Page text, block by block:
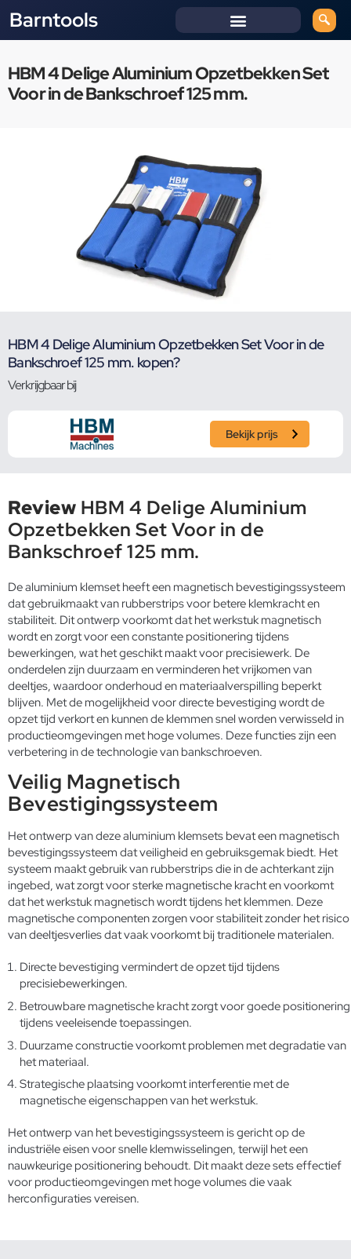
Barntools
HBM 4 Delige Aluminium Opzetbekken Set
Voor in de Bankschroef 125 mm.
HBM 4 Delige Aluminium Opzetbekken Set Voor in de
Bankschroef 125 mm. kopen?
Verkrijgbaar bij
Bekijk prijs
Review HBM 4 Delige Aluminium
Opzetbekken Set Voor in de
Bankschroef 125 mm.
De aluminium klemset heeft een magnetisch bevestigingssysteem
dat gebruikmaakt van rubberstrips voor betere klemkracht en
stabiliteit. Dit ontwerp voorkomt dat het werkstuk magnetisch
wordt en zorgt voor een constante positionering tijdens
bewerkingen, wat het geschikt maakt voor precisiewerk. De
onderdelen zijn duurzaam en verminderen het vrijkomen van
deeltjes, waardoor onderhoud en materiaalverspilling beperkt
blijven. Met de mogelijkheid voor directe bevestiging wordt de
opzet tijd verkort en kunnen de klemmen snel worden verwisseld in
productieomgevingen met hoge volumes. Deze functies zijn een
verbetering in de technologie van bankschroeven.
Veilig Magnetisch
Bevestigingssysteem
Het ontwerp van deze aluminium klemsets bevat een magnetisch
bevestigingssysteem dat veiligheid en gebruiksgemak biedt. Het
systeem maakt gebruik van rubberstrips die in de achterkant zijn
ingebed, wat zorgt voor sterke magnetische kracht en voorkomt
dat het werkstuk magnetisch wordt tijdens het klemmen. Deze
magnetische componenten zorgen voor stabiliteit zonder het risico
van deeltjesverlies dat vaak voorkomt bij traditionele materialen.
Directe bevestiging vermindert de opzet tijd tijdens
precisiebewerkingen.
Betrouwbare magnetische kracht zorgt voor goede positionering
tijdens veeleisende toepassingen.
Duurzame constructie voorkomt problemen met degradatie van
het materiaal.
Strategische plaatsing voorkomt interferentie met de
magnetische eigenschappen van het werkstuk.
Het ontwerp van het bevestigingssysteem is gericht op de
industriële eisen voor snelle klemwisselingen, terwijl het een
nauwkeurige positionering behoudt. Dit maakt deze sets effectief
voor productieomgevingen met hoge volumes die vaak
herconfiguraties vereisen.